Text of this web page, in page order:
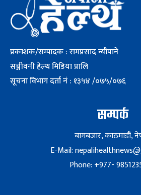
प्रकाशक/सम्पादक : रामप्रसाद न्यौपाने
सञ्जीवनी हेल्थ मिडिया प्रालि
सूचना विभाग दर्ता नं : १३५४ /०७५/०७६
सम्पर्क
बागबजार, काठमाडौं,
E-Mail:
Phone: +977-